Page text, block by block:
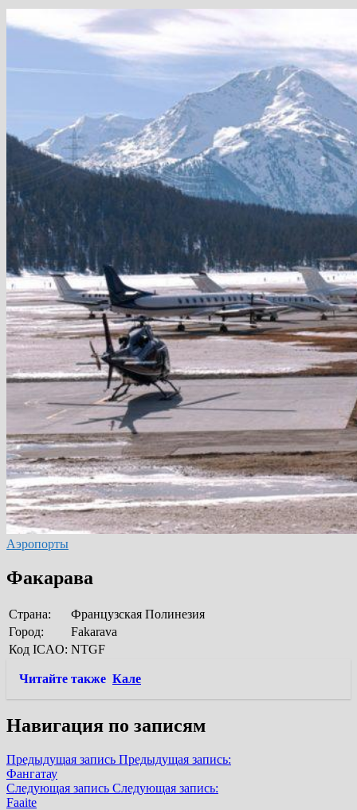
Аэропорты
Факарава
Страна:
Французская Полинезия
Город:
Fakarava
Код ICAO: NTGF
Читайте также Кале
Навигация по записям
Предыдущая запись Предыдущая запись:
Фангатау
Следующая запись Следующая запись:
Faaite